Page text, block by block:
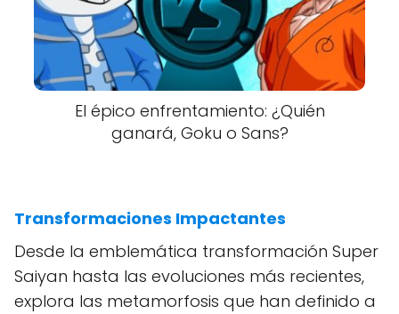
El épico enfrentamiento: ¿Quién
ganará, Goku o Sans?
Transformaciones Impactantes
Desde la emblemática transformación Super
Saiyan hasta las evoluciones más recientes,
explora las metamorfosis que han definido a